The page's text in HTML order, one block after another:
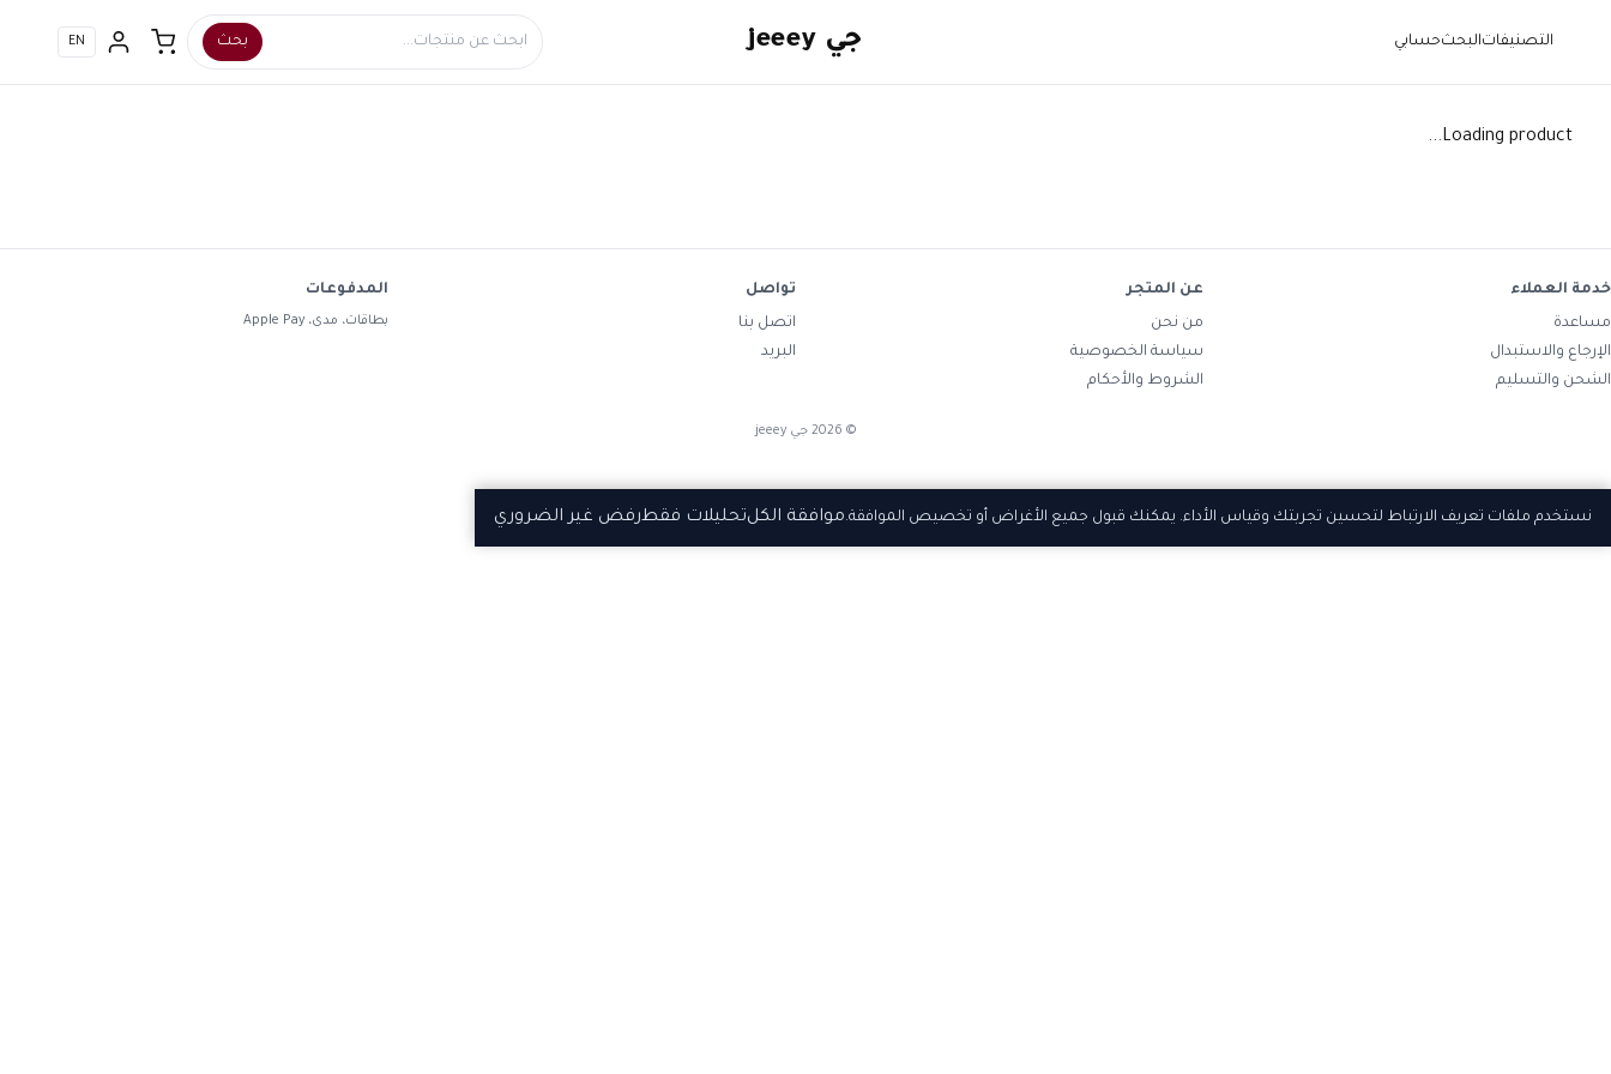
التصنيفاتالبحثحسابي جي jeeey بحث EN
Loading product...
خدمة العملاء
مساعدة
الإرجاع والاستبدال
الشحن والتسليم
عن المتجر
من نحن
سياسة الخصوصية
الشروط والأحكام
تواصل
اتصل بنا
البريد
المدفوعات
بطاقات، مدى، Apple Pay
©
2026 جي jeeey
نستخدم ملفات تعريف الارتباط لتحسين تجربتك وقياس الأداء. يمكنك قبول جميع الأغراض أو تخصيص الموافقة.موافقة الكلتحليلات فقطرفض غير الضروري